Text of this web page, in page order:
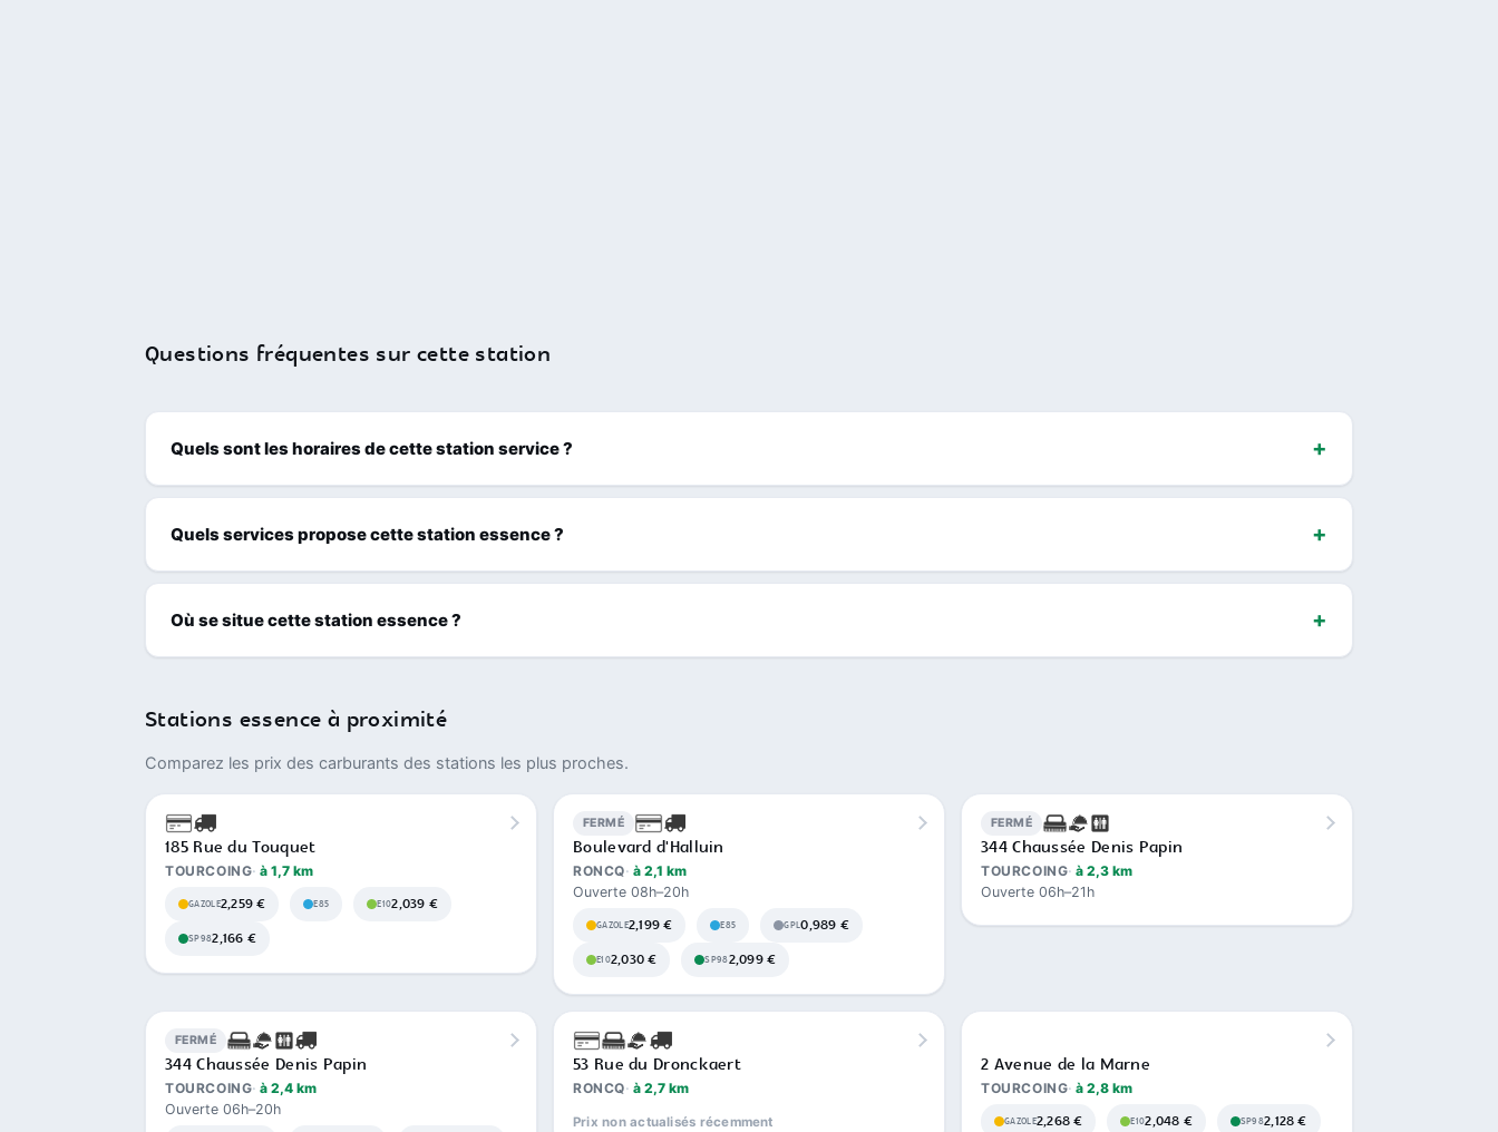
Questions fréquentes sur cette station
Quels sont les horaires de cette station service ?
Quels services propose cette station essence ?
Où se situe cette station essence ?
Stations essence à proximité
Comparez les prix des carburants des stations les plus proches.
185 Rue du Touquet
TOURCOING à 1,7 km
GAZOLE2,259 € E85 E102,039 €
SP982,166 €
FERMÉ
Boulevard d'Halluin
RONCQ à 2,1 km
Ouverte 08h–20h
GAZOLE2,199 € E85 GPL0,989 €
E102,030 € SP982,099 €
FERMÉ
344 Chaussée Denis Papin
TOURCOING à 2,3 km
Ouverte 06h–21h
FERMÉ
344 Chaussée Denis Papin
TOURCOING à 2,4 km
Ouverte 06h–20h
53 Rue du Dronckaert
RONCQ à 2,7 km
Prix non actualisés récemment
2 Avenue de la Marne
TOURCOING à 2,8 km
GAZOLE2,268 € E102,048 € SP982,128 €